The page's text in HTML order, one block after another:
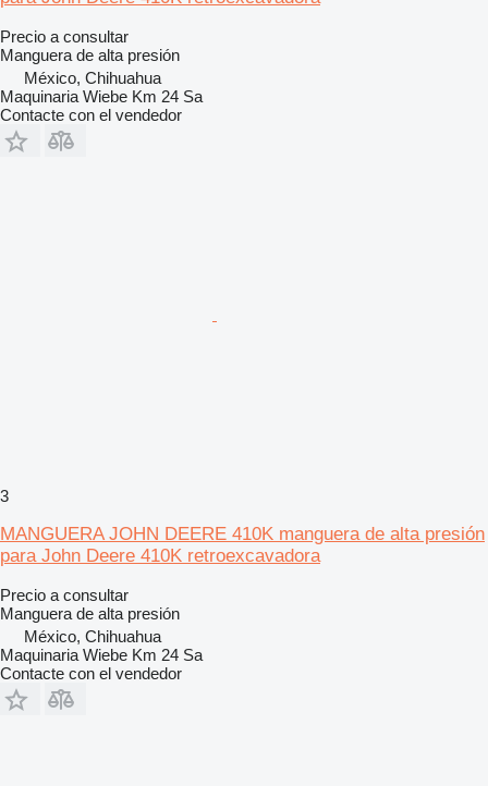
Precio a consultar
Manguera de alta presión
México, Chihuahua
Maquinaria Wiebe Km 24 Sa
Contacte con el vendedor
3
MANGUERA JOHN DEERE 410K manguera de alta presión
para John Deere 410K retroexcavadora
Precio a consultar
Manguera de alta presión
México, Chihuahua
Maquinaria Wiebe Km 24 Sa
Contacte con el vendedor